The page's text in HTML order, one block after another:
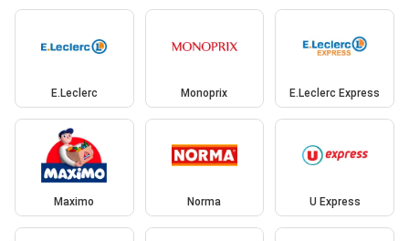
E.Leclerc Monoprix E.Leclerc Express
Maximo Norma U Express